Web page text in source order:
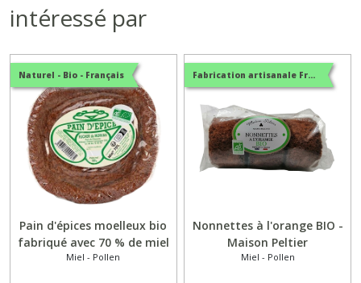
intéressé par
Naturel - Bio - Français
Pain d'épices moelleux bio
fabriqué avec 70 % de miel
500Gr
Miel - Pollen
Fabrication artisanale Française - BIO
Nonnettes à l'orange BIO -
Maison Peltier
Miel - Pollen